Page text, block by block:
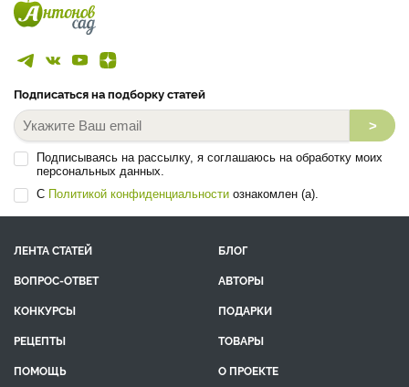
Подписаться на подборку статей
>
Подписываясь на рассылку, я соглашаюсь на обработку моих
персональных данных.
С Политикой конфиденциальности ознакомлен (а).
ЛЕНТА СТАТЕЙ
БЛОГ
ВОПРОС-ОТВЕТ
АВТОРЫ
КОНКУРСЫ
ПОДАРКИ
РЕЦЕПТЫ
ТОВАРЫ
ПОМОЩЬ
О ПРОЕКТЕ